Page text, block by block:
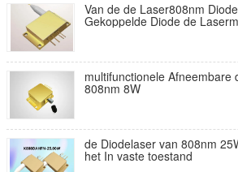
Van de de Laser808nm
Gekoppelde Diode de
multifunctionele Afneembare
808nm 8W
de Diodelaser van 808nm
het In vaste toestand